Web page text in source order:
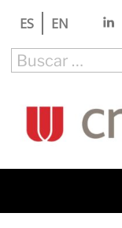
contenido
ES EN
Buscar
por:
CRUE
Conferencia de